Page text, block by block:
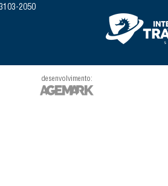
2050
desenvolvimento: